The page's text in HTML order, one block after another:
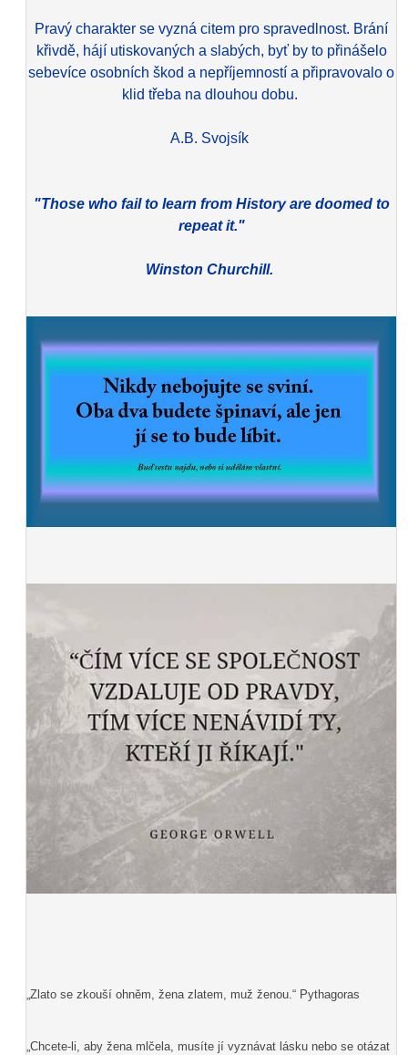
Pravý charakter se vyzná citem pro spravedlnost. Brání
křivdě, hájí utiskovaných a slabých, byť by to přinášelo
sebevíce osobních škod a nepříjemností a připravovalo o
klid třeba na dlouhou dobu.
A.B. Svojsík
"Those who fail to learn from History are doomed to
repeat it."
Winston Churchill.
„Zlato se zkouší ohněm, žena zlatem, muž ženou.“ Pythagoras
„Chcete-li, aby žena mlčela, musíte jí vyznávat lásku nebo se otázat